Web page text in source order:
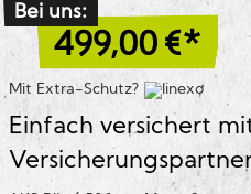
Bei uns:
499,00 €*
Mit Extra-Schutz?
Einfach versichert